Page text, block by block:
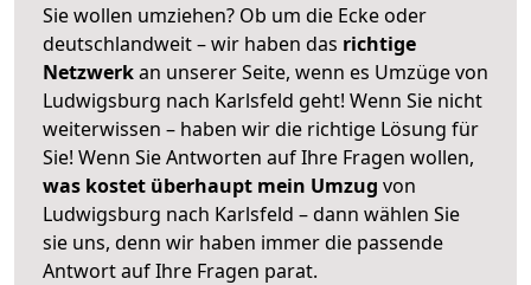
Sie wollen umziehen? Ob um die Ecke oder
deutschlandweit – wir haben das richtige
Netzwerkan unserer Seite, wenn es Umzüge von
Ludwigsburg nach Karlsfeld geht! Wenn Sie nicht
weiterwissen – haben wir die richtige Lösung für
Sie! Wenn Sie Antworten auf Ihre Fragen wollen,
was kostet überhaupt mein Umzug von
Ludwigsburg nach Karlsfeld – dann wählen Sie
sie uns, denn wir haben immer die passende
Antwort auf Ihre Fragen parat.